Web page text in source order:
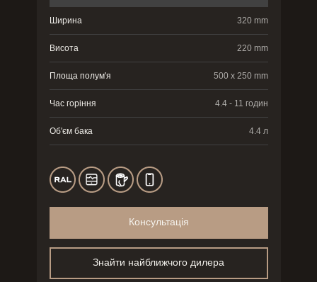
Ширина 320 mm
Висота 220 mm
Площа полум'я 500 x 250 mm
Час горіння 4.4 - 11 годин
Об'єм бака 4.4 л
Консультація
Знайти найближчого дилера